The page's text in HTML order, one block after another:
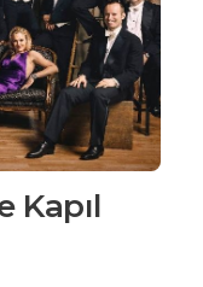
Kapıl